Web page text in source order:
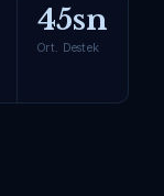
45sn
Ort. Destek